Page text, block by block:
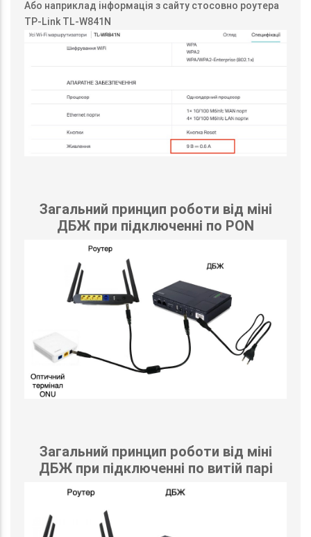
Або наприклад інформація з сайту стосовно роутера
TP-Link TL-W841N
Загальний принцип роботи від міні
ДБЖ при підключенні по PON
Загальний принцип роботи від міні
ДБЖ при підключенні по витій парі